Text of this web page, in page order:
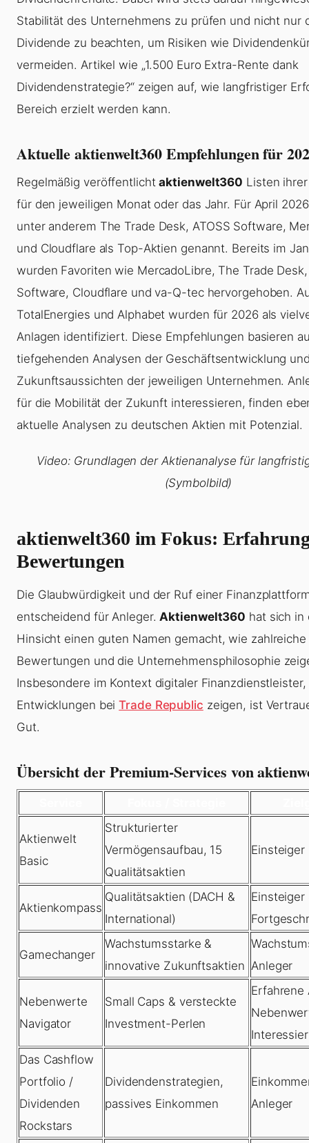
Stabilität des Unternehmens zu prüfen und nicht nur
Dividende zu beachten, um Risiken wie
vermeiden. Artikel wie „1.500 Euro Extra-Rente dank
Dividendenstrategie?“ zeigen auf, wie langfristiger
Bereich erzielt werden kann.
Aktuelle aktienwelt360 Empfehlungen für
Regelmäßig veröffentlichtaktienwelt360 Listen
für den jeweiligen Monat oder das Jahr. Für April
unter anderem The Trade Desk, ATOSS Software,
und Cloudflare als Top-Aktien genannt. Bereits im
wurden Favoriten wie MercadoLibre, The Trade Desk,
Software, Cloudflare und va-Q-tec hervorgehoben.
TotalEnergies und Alphabet wurden für 2026 als
Anlagen identifiziert. Diese Empfehlungen basieren
tiefgehenden Analysen der Geschäftsentwicklung
Zukunftsaussichten der jeweiligen Unternehmen.
für die Mobilität der Zukunft interessieren, finden
aktuelle Analysen zu deutschen Aktien mit Potenzial.
Video: Grundlagen der Aktienanalyse für
(Symbolbild)
aktienwelt360 im Fokus:
Bewertungen
Die Glaubwürdigkeit und der Ruf einer
entscheidend für Anleger.Aktienwelt360 hat sich in
Hinsicht einen guten Namen gemacht, wie zahlreiche
Bewertungen und die Unternehmensphilosophie
Insbesondere im Kontext digitaler
Entwicklungen beiTrade Republic zeigen, ist
Gut.
Übersicht der Premium-Services von
Aktienwelt
Basic
Strukturierter
Vermögensaufbau, 15
Qualitätsaktien
Einsteiger
Aktienkompass
Qualitätsaktien (DACH &
International)
Einsteiger
Gamechanger
Wachstumsstarke &
innovative Zukunftsaktien Anleger
Nebenwerte
Navigator
Small Caps & versteckte
Investment-Perlen
Erfahrene
Das Cashflow
Portfolio /
Dividenden
Rockstars
Dividendenstrategien,
passives Einkommen
Anleger